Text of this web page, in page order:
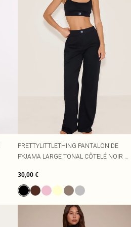
PRETTYLITTLETHING PANTALON DE
PYJAMA LARGE TONAL CÔTELÉ NOIR À
30,00 €